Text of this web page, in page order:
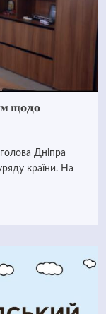
щодо
Дніпра
країни. На